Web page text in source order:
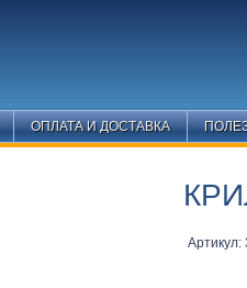
ОПЛАТА И ДОСТАВКА